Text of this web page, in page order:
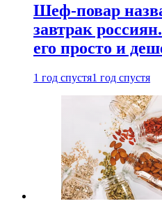
Шеф-повар
завтрак
его просто и
1 год спустя1 год спустя